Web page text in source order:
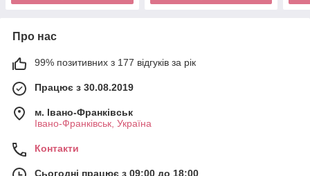
Про нас
99% позитивних з 177 відгуків за рік
Працює з 30.08.2019
м. Івано-Франківськ
Івано-Франківськ, Україна
Контакти
Сьогодні працює з 09:00 до 18:00